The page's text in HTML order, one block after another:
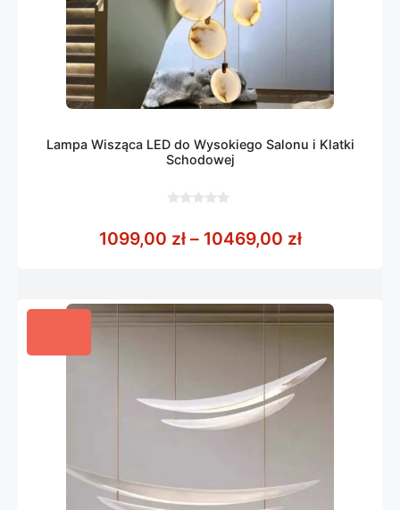
Lampa Wisząca LED do Wysokiego Salonu i Klatki
Schodowej
5
1099,00 zł – 10469,00 złZakres